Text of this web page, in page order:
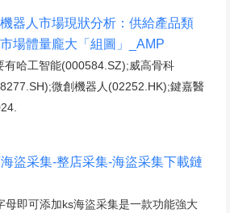
器人市場現狀分析：供給產品類
場體量龐大「組圖」_AMP
有哈工智能(000584.SZ);威高骨科
微創機器人(02252.HK);鍵嘉醫
盜采集-整店采集-海盜采集下載鏈
母即可添加ks海盜采集是一款功能強大